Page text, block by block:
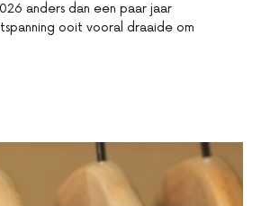
anders dan een paar jaar
ooit vooral draaide om